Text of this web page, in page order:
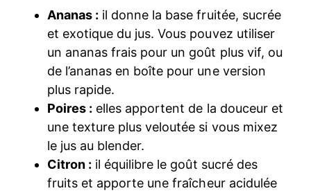
Ananas : il donne la base fruitée, sucrée
et exotique du jus. Vous pouvez utiliser
un ananas frais pour un goût plus vif, ou
de l’ananas en boîte pour une version
plus rapide.
Poires : elles apportent de la douceur et
une texture plus veloutée si vous mixez
le jus au blender.
Citron : il équilibre le goût sucré des
fruits et apporte une fraîcheur acidulée